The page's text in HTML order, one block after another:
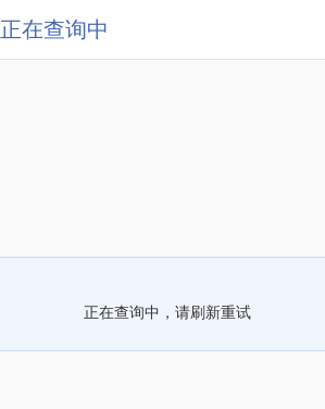
正在查询中
正在查询中，请刷新重试